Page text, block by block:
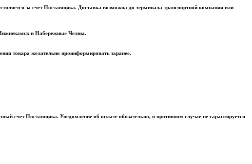
за счет Поставщика. Доставка возможна до терминала транспортной компании или
Нижнекамск и Набережные Челны.
товара желательно проинформировать заранее.
счет Поставщика. Уведомление об оплате обязательно, в противном случае не гарантируется